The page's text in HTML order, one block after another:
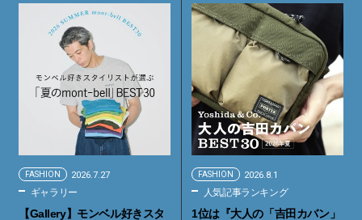
FASHION 2026.7.27
ギャラリー
【Gallery】モンベル好きスタ
FASHION 2026.8.1
人気記事ランキング
1位は『大人の「吉田カバン」